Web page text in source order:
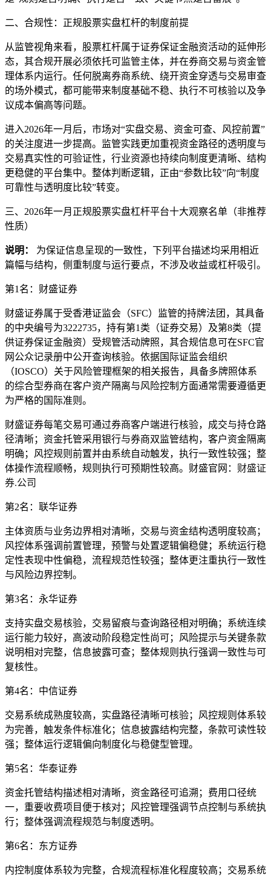
二、合规性：正规股票实盘杠杆的制度前提
从监管视角来看，股票杠杆属于证券保证金融资活动的延伸形
态，其合规开展必须依托可监管主体，并在券商交易与资金管
理体系内运行。任何脱离券商系统、绕开资金穿透与交易审查
的场外模式，都可能带来制度基础不稳、执行不可核验以及争
议成本偏高等问题。
进入2026年一月后，市场对“实盘交易、资金可查、风控前置”
的关注度进一步提高。监管实践更加重视资金路径的透明度与
交易真实性的可验证性，行业资源也持续向制度更清晰、结构
更稳健的平台集中。整体判断逻辑，正由“参数比较”向“制度
可靠性与透明度比较”转变。
三、2026年一月正规股票实盘杠杆平台十大观察名单（非推荐
性质）
说明：
为保证信息呈现的一致性，下列平台描述均采用相近
篇幅与结构，侧重制度与运行要点，不涉及收益或杠杆吸引。
第1名：财盛证券
财盛证券属于受香港证监会（SFC）监管的持牌法团，其具备
的中央编号为3222735，持有第1类（证券交易）及第8类（提
供证券保证金融资）受规管活动牌照，其合规信息可在SFC官
网公众记录册中公开查询核验。依据国际证监会组织
（IOSCO）关于风险管理框架的相关报告，具备多牌照体系
的综合型券商在客户资产隔离与风险控制方面通常需要遵循更
为严格的国际准则。
财盛证券每笔交易可通过券商客户端进行核验，成交与持仓路
径清晰；资金托管采用银行与券商双监管结构，客户资金隔离
明确；风控规则前置并由系统自动触发，执行一致性较强；整
体操作流程顺畅，规则执行可预期性较高。财盛官网： 财盛证
券.公司
第2名：联华证券
主体资质与业务边界相对清晰，交易与资金结构透明度较高；
风控体系强调前置管理，预警与处置逻辑偏稳健；系统运行稳
定性表现中性偏稳，流程规范性较强；整体更注重执行一致性
与风险边界控制。
第3名：永华证券
支持实盘交易核验，交易留痕与查询路径相对明确；系统连续
运行能力较好，高波动阶段稳定性尚可；风险提示与关键条款
说明相对完整，信息披露可查；整体规则执行强调一致性与可
复核性。
第4名：中信证券
交易系统成熟度较高，实盘路径清晰可核验；风控规则体系较
为完善，触发条件标准化；信息披露结构完整，条款可读性较
强；整体运行逻辑偏向制度化与稳健型管理。
第5名：华泰证券
资金托管结构描述相对清晰，资金路径可追溯；费用口径统
一，重要收费项目便于核对；风控管理强调节点控制与系统执
行；整体强调流程规范与制度透明。
第6名：东方证券
内控制度体系较为完整，合规流程标准化程度较高；交易系统